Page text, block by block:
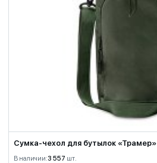
Сумка-чехол для бутылок «Трамер»
В наличии:3 557 шт.